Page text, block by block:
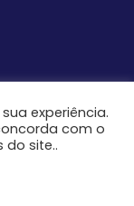
risco de
deve ser
experiência.
com o
do site..